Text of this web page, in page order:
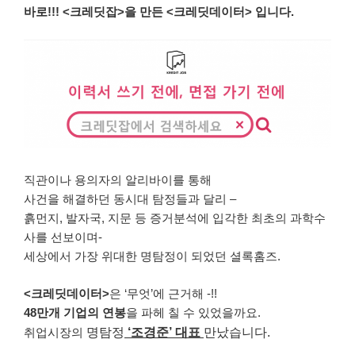
바로!!! <크레딧잡>을 만든 <크레딧데이터> 입니다.
직관이나 용의자의 알리바이를 통해
사건을 해결하던 동시대 탐정들과 달리 –
흙먼지, 발자국, 지문 등 증거분석에 입각한 최초의 과학수
사를 선보이며-
세상에서 가장 위대한 명탐정이 되었던 셜록홈즈.
<크레딧데이터>은 ‘무엇’에 근거해 -!!
48만개 기업의 연봉을 파헤 칠 수 있었을까요.
취업시장의 명탐정 ‘조경준’ 대표 만났습니다.